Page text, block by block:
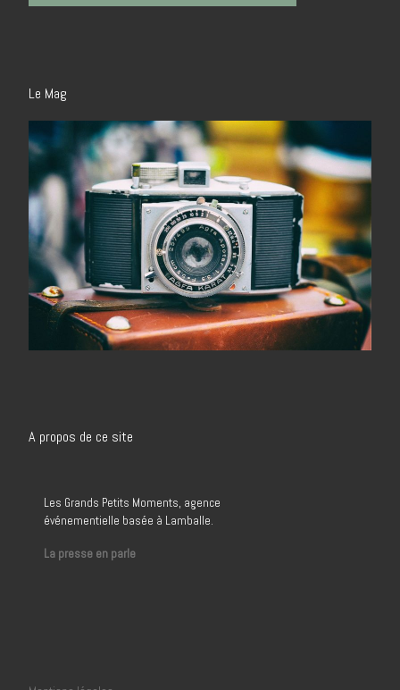
Le Mag
A propos de ce site
Les Grands Petits Moments, agence
événementielle basée à Lamballe.
La presse en parle